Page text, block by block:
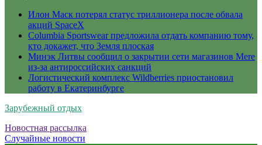
Илон Маск потерял статус триллионера после обвала
акций SpaceX
Columbia Sportswear предложила отдать компанию тому,
кто докажет, что Земля плоская
Минэк Литвы сообщил о закрытии сети магазинов Mere
из-за антироссийских санкций
Логистический комплекс Wildberries приостановил
работу в Екатеринбурге
Зарубежный отдых
Новостная рассылка
Случайные новости